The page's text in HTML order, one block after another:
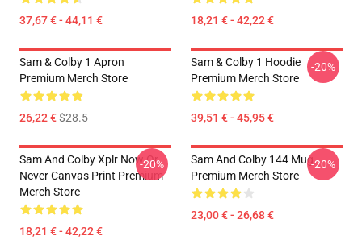
37,67 € - 44,11 € 18,21 € - 42,22 €
Sam & Colby 1 Apron
Premium Merch Store
26,22 €$28.5
Sam & Colby 1 Hoodie
Premium Merch Store
39,51 € - 45,95 €
-20%
Sam And Colby Xplr Now Or
Never Canvas Print Premium
Merch Store
18,21 € - 42,22 €
-20%
Sam And Colby 144 Mug
Premium Merch Store
23,00 € - 26,68 €
-20%